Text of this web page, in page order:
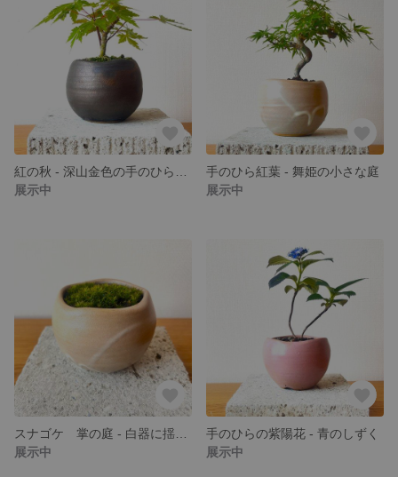
展示中
手のひら紅葉 - 舞姫の小さな庭
展示中
展示中
手のひらの紫陽花 - 青のしずく
展示中